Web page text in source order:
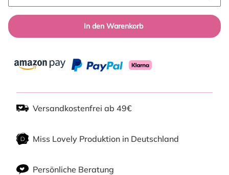
In den Warenkorb
Versandkostenfrei ab 49€
Miss Lovely Produktion in Deutschland
Persönliche Beratung